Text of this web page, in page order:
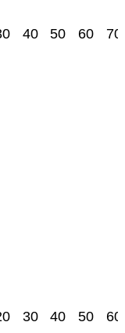
40 50 60 70
30 40 50 60